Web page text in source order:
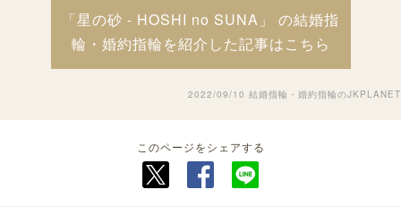
「星の砂 - HOSHI no SUNA」 の結婚指
輪・婚約指輪を紹介した記事はこちら
2022/09/10 結婚指輪・婚約指輪のJKPLANET
このページをシェアする